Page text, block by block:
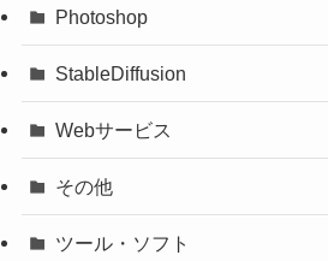
Photoshop
StableDiffusion
Webサービス
その他
ツール・ソフト